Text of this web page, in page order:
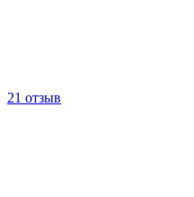
21 отзыв